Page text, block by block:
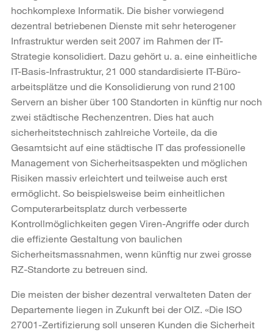
hochkomplexe Informatik. Die bisher vorwiegend
dezentral betriebenen Dienste mit sehr heterogener
Infrastruktur werden seit 2007 im Rahmen der IT-
Strategie konsolidiert. Dazu gehört u. a. eine einheitliche
IT-Basis-Infrastruktur, 21 000 standardisierte IT-Büro-
arbeitsplätze und die Konsolidierung von rund 2100
Servern an bisher über 100 Standorten in künftig nur noch
zwei städtische Rechenzentren. Dies hat auch
sicherheitstechnisch zahlreiche Vorteile, da die
Gesamtsicht auf eine städtische IT das professionelle
Management von Sicherheitsaspekten und möglichen
Risiken massiv erleichtert und teilweise auch erst
ermöglicht. So beispielsweise beim einheitlichen
Computerarbeitsplatz durch verbesserte
Kontrollmöglichkeiten gegen Viren-Angriffe oder durch
die effiziente Gestaltung von baulichen
Sicherheitsmassnahmen, wenn künftig nur zwei grosse
RZ-Standorte zu betreuen sind.
Die meisten der bisher dezentral verwalteten Daten der
Departemente liegen in Zukunft bei der OIZ. «Die ISO
27001-Zertifizierung soll unseren Kunden die Sicherheit